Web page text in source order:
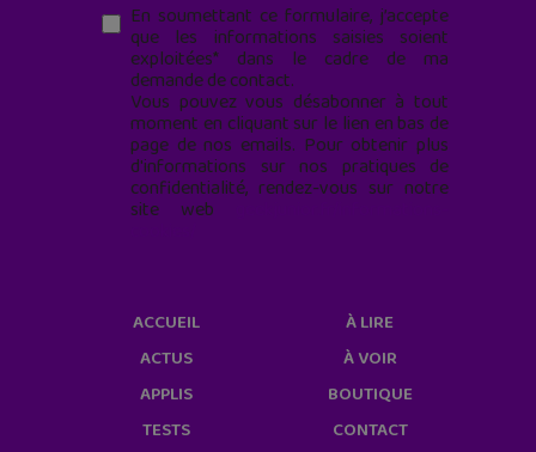
En soumettant ce formulaire, j’accepte
que les informations saisies soient
exploitées* dans le cadre de ma
demande de contact.
Vous pouvez vous désabonner à tout
moment en cliquant sur le lien en bas de
page de nos emails. Pour obtenir plus
d'informations sur nos pratiques de
confidentialité, rendez-vous sur notre
site web
ACCUEIL
ACTUS
APPLIS
TESTS
À LIRE
À VOIR
BOUTIQUE
CONTACT